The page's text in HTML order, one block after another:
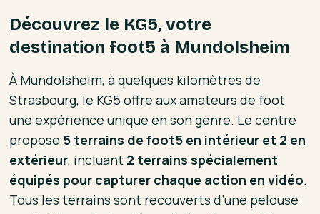
Découvrez le KG5, votre
destination foot5 à Mundolsheim
À Mundolsheim, à quelques kilomètres de
Strasbourg, le KG5 offre aux amateurs de foot
une expérience unique en son genre. Le centre
propose 5 terrains de foot5 en intérieur et 2 en
extérieur, incluant 2 terrains spécialement
équipés pour capturer chaque action en vidéo.
Tous les terrains sont recouverts d’une pelouse